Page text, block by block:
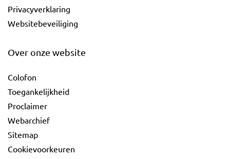
Privacyverklaring
Websitebeveiliging
Over onze website
Colofon
Toegankelijkheid
Proclaimer
Webarchief
Sitemap
Cookievoorkeuren